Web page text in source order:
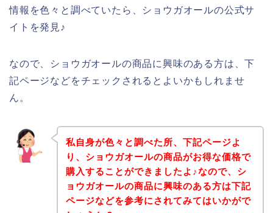
情報を色々と調べていたら、ショウガオールの公式サ
イトを発見♪
なので、ショウガオールの商品に興味のある方は、下
記ページなどをチェックされるとよいかもしれませ
ん。
私自身が色々と調べた所、下記ページよ
り、ショウガオールの商品がお得な価格で
購入することができましたよ♪なので、シ
ョウガオールの商品に興味のある方は下記
ページなどを参考にされてみてはいかがで